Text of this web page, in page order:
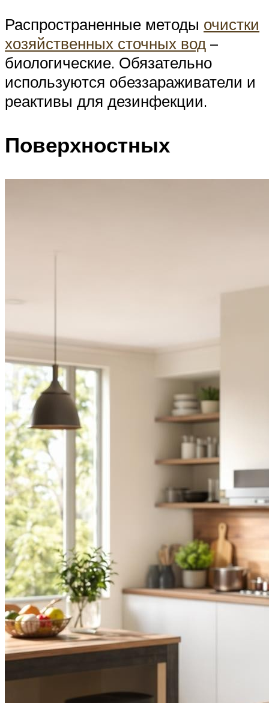
Распространенные методы очистки
хозяйственных сточных вод –
биологические. Обязательно
используются обеззараживатели и
реактивы для дезинфекции.
Поверхностных